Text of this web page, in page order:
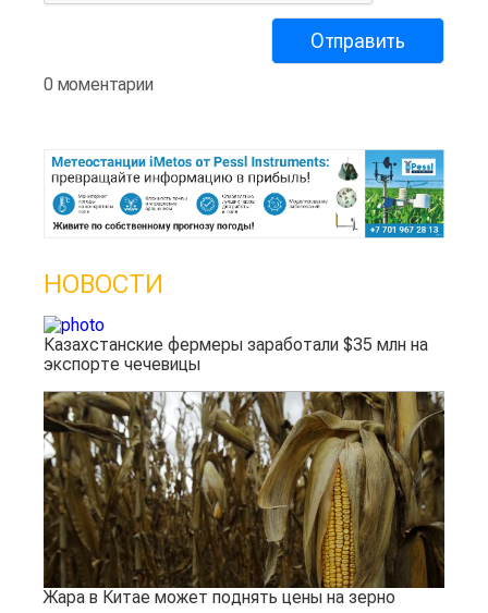
0 моментарии
НОВОСТИ
Казахстанские фермеры заработали $35 млн на
экспорте чечевицы
Жара в Китае может поднять цены на зерно